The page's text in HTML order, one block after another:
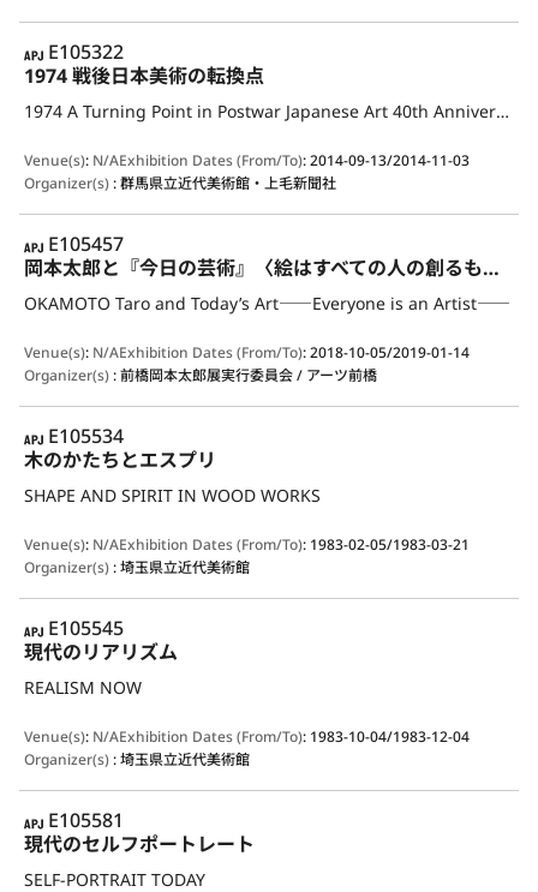
APJ
E105322
1974 戦後日本美術の転換点
1974 A Turning Point in Postwar Japanese Art 40th Anniversary Exhibition：1974, Part 2
Venue(s): N/AExhibition Dates (From/To):2014-09-13/2014-11-03
Organizer(s):群馬県立近代美術館・上毛新聞社
APJ
E105457
岡本太郎と『今日の芸術』〈絵はすべての人の創るもの〉
OKAMOTO Taro and Today’s Art――Everyone is an Artist――
Venue(s): N/AExhibition Dates (From/To):2018-10-05/2019-01-14
Organizer(s):前橋岡本太郎展実行委員会 / アーツ前橋
APJ
E105534
木のかたちとエスプリ
SHAPE AND SPIRIT IN WOOD WORKS
Venue(s): N/AExhibition Dates (From/To): 1983-02-05/1983-03-21
Organizer(s):埼玉県立近代美術館
APJ
E105545
現代のリアリズム
REALISM NOW
Venue(s): N/AExhibition Dates (From/To): 1983-10-04/1983-12-04
Organizer(s):埼玉県立近代美術館
APJ
E105581
現代のセルフポートレート
SELF-PORTRAIT TODAY